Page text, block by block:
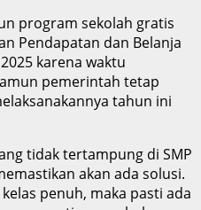
program sekolah gratis
Pendapatan dan Belanja
karena waktu
pemerintah tetap
tahun ini
tidak tertampung di SMP
akan ada solusi.
penuh, maka pasti ada